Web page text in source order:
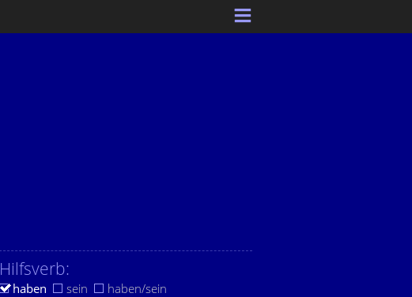
Hilfsverb:
haben sein haben/sein